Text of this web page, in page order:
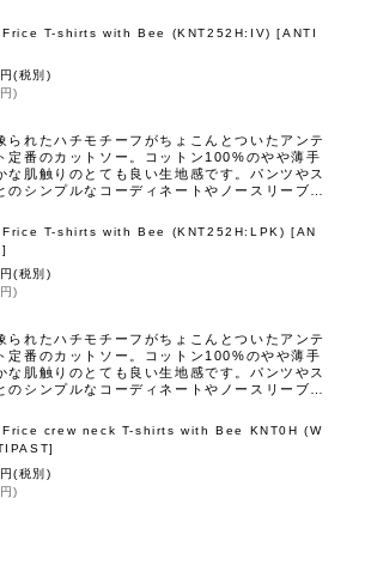
T-shirts with Bee (KNT252H:IV) [ANTI
円(税別)
円)
られたハチモチーフがちょこんとついたアンテ
定番のカットソー。コットン100%のやや薄手
な肌触りのとても良い生地感です。パンツやス
のシンプルなコーディネートやノースリーブ…
T-shirts with Bee (KNT252H:LPK) [AN
]
円(税別)
円)
られたハチモチーフがちょこんとついたアンテ
定番のカットソー。コットン100%のやや薄手
な肌触りのとても良い生地感です。パンツやス
のシンプルなコーディネートやノースリーブ…
crew neck T-shirts with Bee KNT0H (W
]
円(税別)
円)